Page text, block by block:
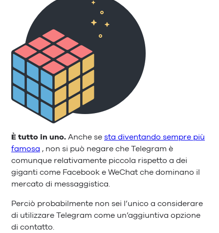
È tutto in uno.Anche se sta diventando sempre più
famosa , non si può negare che Telegram è
comunque relativamente piccola rispetto a dei
giganti come Facebook e WeChat che dominano il
mercato di messaggistica.
Perciò probabilmente non sei l’unico a considerare
di utilizzare Telegram come un’aggiuntiva opzione
di contatto.